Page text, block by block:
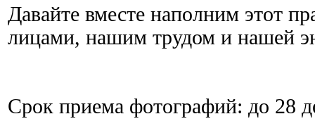
Давайте вместе наполним этот
лицами, нашим трудом и нашей
Срок приема фотографий: до 28